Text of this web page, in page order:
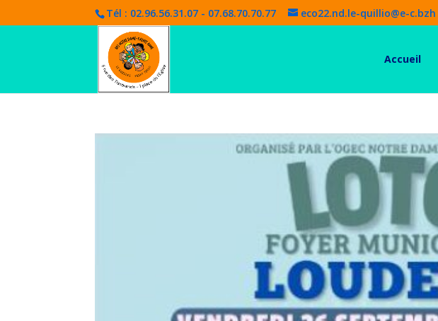
Tél : 02.96.56.31.07 - 07.68.70.70.77 eco22.nd.le-quillio@e-c.bzh
Accueil